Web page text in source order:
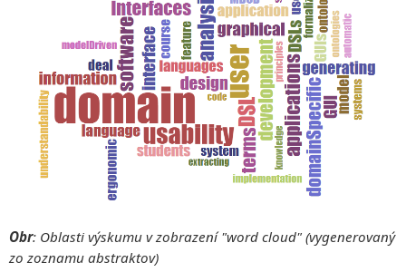
Obr: Oblasti výskumu v zobrazení "word cloud" (vygenerovaný
zo zoznamu abstraktov)